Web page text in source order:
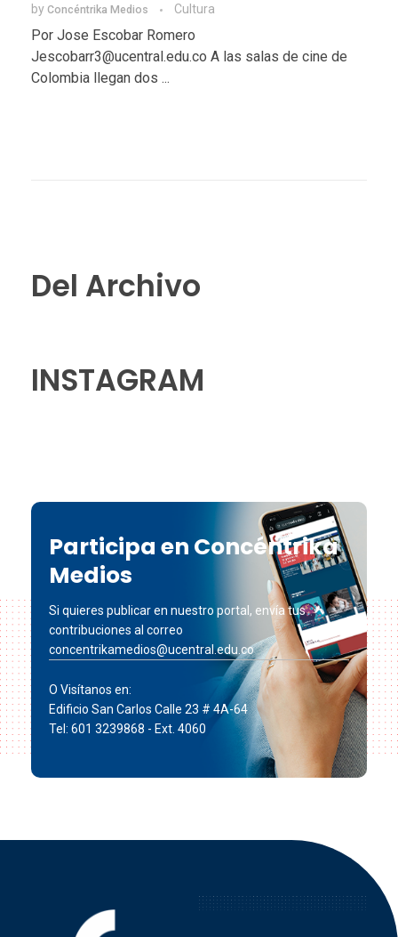
by Concéntrika Medios Cultura
Por Jose Escobar Romero
Jescobarr3@ucentral.edu.co A las salas de cine de
Colombia llegan dos ...
Del Archivo
INSTAGRAM
Participa en Concéntrika
Medios
Si quieres publicar en nuestro portal, envía tus
contribuciones al correo
concentrikamedios@ucentral.edu.co
O Visítanos en:
Edificio San Carlos Calle 23 # 4A-64
Tel: 601 3239868 - Ext. 4060